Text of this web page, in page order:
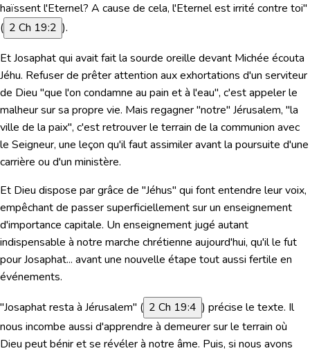
haïssent l'Eternel? A cause de cela, l'Eternel est irrité contre toi"
( 2 Ch 19:2 ).
Et Josaphat qui avait fait la sourde oreille devant Michée écouta
Jéhu. Refuser de prêter attention aux exhortations d'un serviteur
de Dieu "que l'on condamne au pain et à l'eau", c'est appeler le
malheur sur sa propre vie. Mais regagner "notre" Jérusalem, "la
ville de la paix", c'est retrouver le terrain de la communion avec
le Seigneur, une leçon qu'il faut assimiler avant la poursuite d'une
carrière ou d'un ministère.
Et Dieu dispose par grâce de "Jéhus" qui font entendre leur voix,
empêchant de passer superficiellement sur un enseignement
d'importance capitale. Un enseignement jugé autant
indispensable à notre marche chrétienne aujourd'hui, qu'il le fut
pour Josaphat... avant une nouvelle étape tout aussi fertile en
événements.
"Josaphat resta à Jérusalem" ( 2 Ch 19:4 ) précise le texte. Il
nous incombe aussi d'apprendre à demeurer sur le terrain où
Dieu peut bénir et se révéler à notre âme. Puis, si nous avons